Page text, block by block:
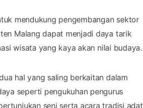
mendukung pengembangan sektor
Malang dapat menjadi daya tarik
wisata yang kaya akan nilai budaya.
hal yang saling berkaitan dalam
seperti pengukuhan pengurus
seni serta acara tradisi adat